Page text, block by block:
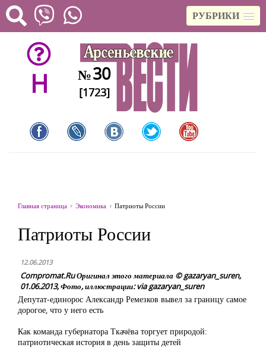
РУБРИКИ
H №30
[1723]
Главная страница Экономика Патриоты России
Патриоты России
12.06.2013
Compromat.Ru Оригинал этого материала © gazaryan_suren,
01.06.2013, Фото, иллюстрации: via gazaryan_suren
Депутат-единорос Александр Ремезков вывел за границу самое
дорогое, что у него есть
Как команда губернатора Ткачёва торгует природой:
патриотическая история в день защиты детей